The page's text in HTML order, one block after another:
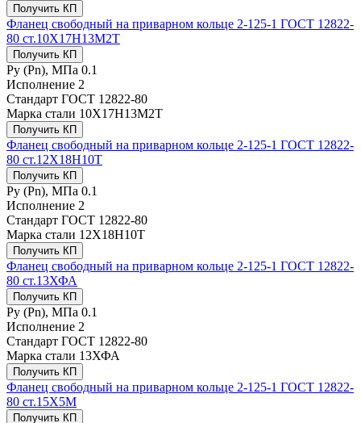
Получить КП
Фланец свободный на приварном кольце 2-125-1 ГОСТ 12822-
80 ст.10Х17Н13М2Т
Получить КП
Ру (Рn), МПа 0.1
Исполнение 2
Стандарт ГОСТ 12822-80
Марка стали 10Х17Н13М2Т
Получить КП
Фланец свободный на приварном кольце 2-125-1 ГОСТ 12822-
80 ст.12Х18Н10Т
Получить КП
Ру (Рn), МПа 0.1
Исполнение 2
Стандарт ГОСТ 12822-80
Марка стали 12Х18Н10Т
Получить КП
Фланец свободный на приварном кольце 2-125-1 ГОСТ 12822-
80 ст.13ХФА
Получить КП
Ру (Рn), МПа 0.1
Исполнение 2
Стандарт ГОСТ 12822-80
Марка стали 13ХФА
Получить КП
Фланец свободный на приварном кольце 2-125-1 ГОСТ 12822-
80 ст.15Х5М
Получить КП